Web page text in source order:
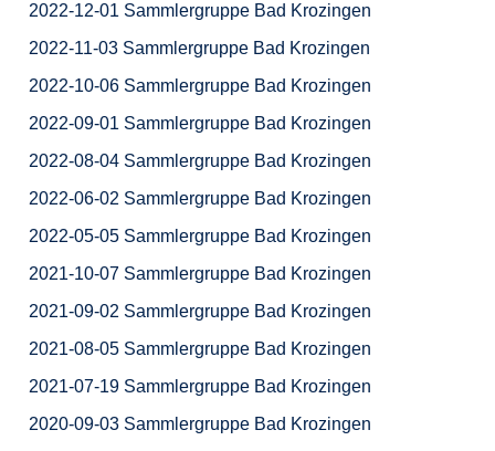
2022-12-01 Sammlergruppe Bad Krozingen
2022-11-03 Sammlergruppe Bad Krozingen
2022-10-06 Sammlergruppe Bad Krozingen
2022-09-01 Sammlergruppe Bad Krozingen
2022-08-04 Sammlergruppe Bad Krozingen
2022-06-02 Sammlergruppe Bad Krozingen
2022-05-05 Sammlergruppe Bad Krozingen
2021-10-07 Sammlergruppe Bad Krozingen
2021-09-02 Sammlergruppe Bad Krozingen
2021-08-05 Sammlergruppe Bad Krozingen
2021-07-19 Sammlergruppe Bad Krozingen
2020-09-03 Sammlergruppe Bad Krozingen